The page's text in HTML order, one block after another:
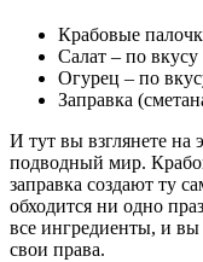
Крабовые
Салат – по вкусу
Огурец – по
Заправка
И тут вы взглянете на
подводный мир.
заправка создают ту
обходится ни одно
все ингредиенты, и вы
свои права.